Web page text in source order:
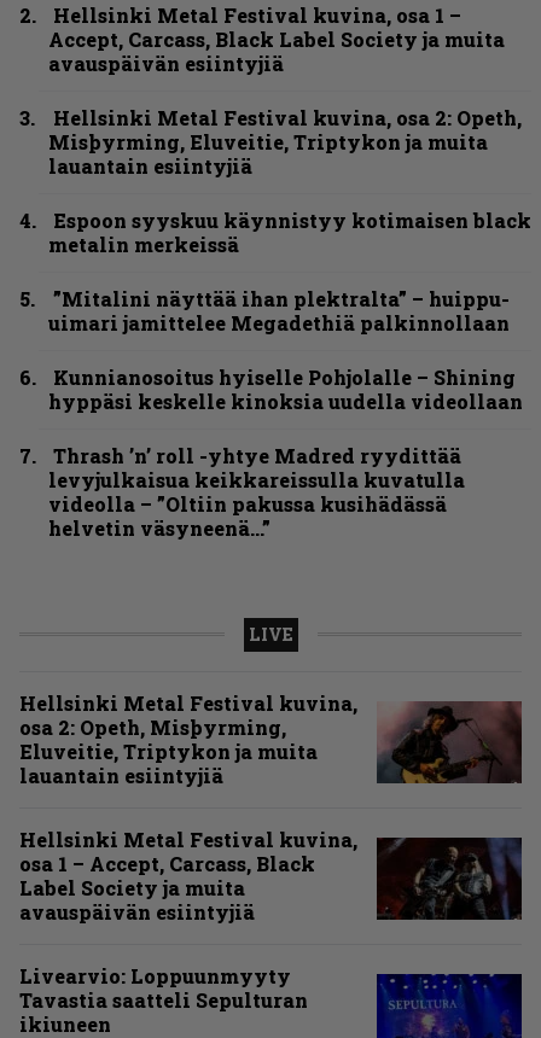
Hellsinki Metal Festival kuvina, osa 1 –
Accept, Carcass, Black Label Society ja muita
avauspäivän esiintyjiä
Hellsinki Metal Festival kuvina, osa 2: Opeth,
Misþyrming, Eluveitie, Triptykon ja muita
lauantain esiintyjiä
Espoon syyskuu käynnistyy kotimaisen black
metalin merkeissä
”Mitalini näyttää ihan plektralta” – huippu-
uimari jamittelee Megadethiä palkinnollaan
Kunnianosoitus hyiselle Pohjolalle – Shining
hyppäsi keskelle kinoksia uudella videollaan
Thrash ’n’ roll -yhtye Madred ryydittää
levyjulkaisua keikkareissulla kuvatulla
videolla – ”Oltiin pakussa kusihädässä
helvetin väsyneenä…”
LIVE
Hellsinki Metal Festival kuvina,
osa 2: Opeth, Misþyrming,
Eluveitie, Triptykon ja muita
lauantain esiintyjiä
Hellsinki Metal Festival kuvina,
osa 1 – Accept, Carcass, Black
Label Society ja muita
avauspäivän esiintyjiä
Livearvio: Loppuunmyyty
Tavastia saatteli Sepulturan
ikiuneen